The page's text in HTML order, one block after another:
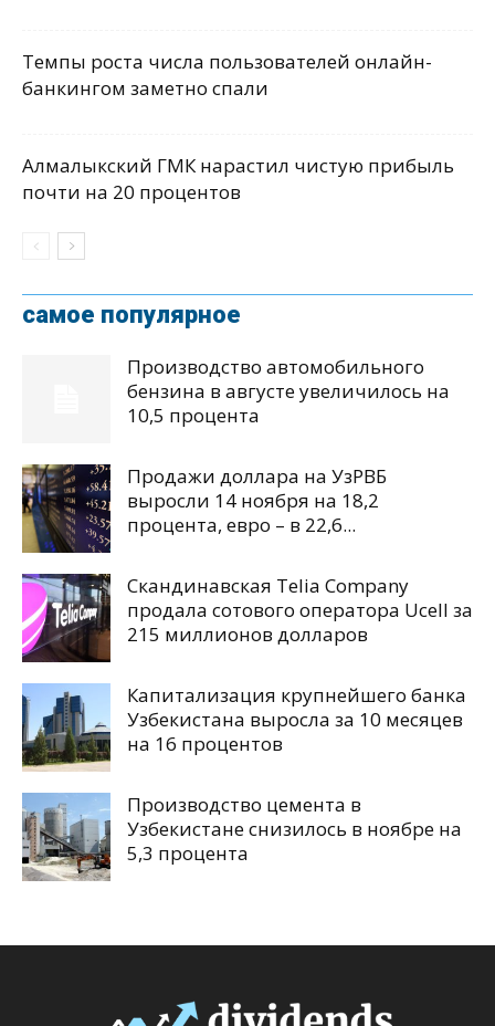
Темпы роста числа пользователей онлайн-
банкингом заметно спали
Алмалыкский ГМК нарастил чистую прибыль
почти на 20 процентов
самое популярное
Производство автомобильного
бензина в августе увеличилось на
10,5 процента
Продажи доллара на УзРВБ
выросли 14 ноября на 18,2
процента, евро – в 22,6...
Скандинавская Telia Company
продала сотового оператора Ucell за
215 миллионов долларов
Капитализация крупнейшего банка
Узбекистана выросла за 10 месяцев
на 16 процентов
Производство цемента в
Узбекистане снизилось в ноябре на
5,3 процента